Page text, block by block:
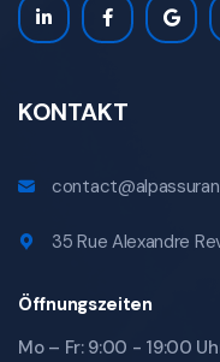
KONTAKT
35 Rue Alexandre
Öffnungszeiten
Mo – Fr: 9:00 - 19:00